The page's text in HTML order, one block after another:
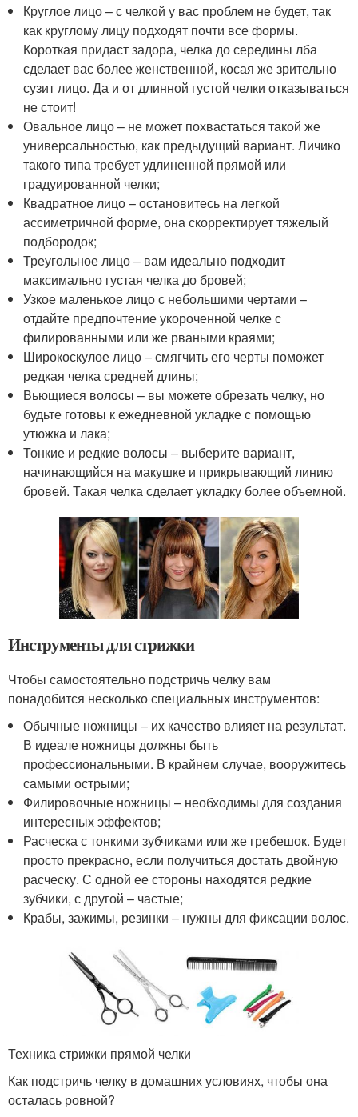
Круглое лицо – с челкой у вас проблем не будет, так
как круглому лицу подходят почти все формы.
Короткая придаст задора, челка до середины лба
сделает вас более женственной, косая же зрительно
сузит лицо. Да и от длинной густой челки отказываться
не стоит!
Овальное лицо – не может похвастаться такой же
универсальностью, как предыдущий вариант. Личико
такого типа требует удлиненной прямой или
градуированной челки;
Квадратное лицо – остановитесь на легкой
ассиметричной форме, она скорректирует тяжелый
подбородок;
Треугольное лицо – вам идеально подходит
максимально густая челка до бровей;
Узкое маленькое лицо с небольшими чертами –
отдайте предпочтение укороченной челке с
филированными или же рваными краями;
Широкоскулое лицо – смягчить его черты поможет
редкая челка средней длины;
Вьющиеся волосы – вы можете обрезать челку, но
будьте готовы к ежедневной укладке с помощью
утюжка и лака;
Тонкие и редкие волосы – выберите вариант,
начинающийся на макушке и прикрывающий линию
бровей. Такая челка сделает укладку более объемной.
Инструменты для стрижки
Чтобы самостоятельно подстричь челку вам
понадобится несколько специальных инструментов:
Обычные ножницы – их качество влияет на результат.
В идеале ножницы должны быть
профессиональными. В крайнем случае, вооружитесь
самыми острыми;
Филировочные ножницы – необходимы для создания
интересных эффектов;
Расческа с тонкими зубчиками или же гребешок. Будет
просто прекрасно, если получиться достать двойную
расческу. С одной ее стороны находятся редкие
зубчики, с другой – частые;
Крабы, зажимы, резинки – нужны для фиксации волос.
Техника стрижки прямой челки
Как подстричь челку в домашних условиях, чтобы она
осталась ровной?